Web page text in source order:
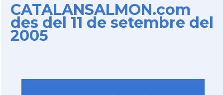
CATALANSALMON.com
des del 11 de setembre del
2005